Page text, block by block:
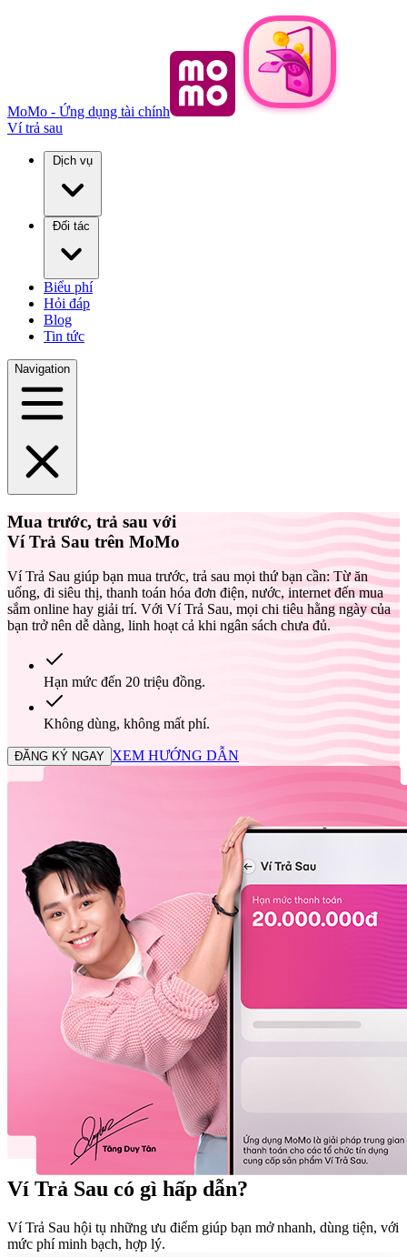
MoMo - Ứng dụng tài chính
Ví trả sau
Dịch vụ
Đối tác
Biểu phí
Hỏi đáp
Blog
Tin tức
Navigation
Mua trước, trả sau với
Ví Trả Sau trên MoMo
Ví Trả Sau giúp bạn mua trước, trả sau mọi thứ bạn cần: Từ ăn
uống, đi siêu thị, thanh toán hóa đơn điện, nước, internet đến mua
sắm online hay giải trí. Với Ví Trả Sau, mọi chi tiêu hằng ngày của
bạn trở nên dễ dàng, linh hoạt cả khi ngân sách chưa đủ.
Hạn mức đến 20 triệu đồng.
Không dùng, không mất phí.
ĐĂNG KÝ NGAY XEM HƯỚNG DẪN
Ví Trả Sau có gì hấp dẫn?
Ví Trả Sau hội tụ những ưu điểm giúp bạn mở nhanh, dùng tiện, với
mức phí minh bạch, hợp lý.